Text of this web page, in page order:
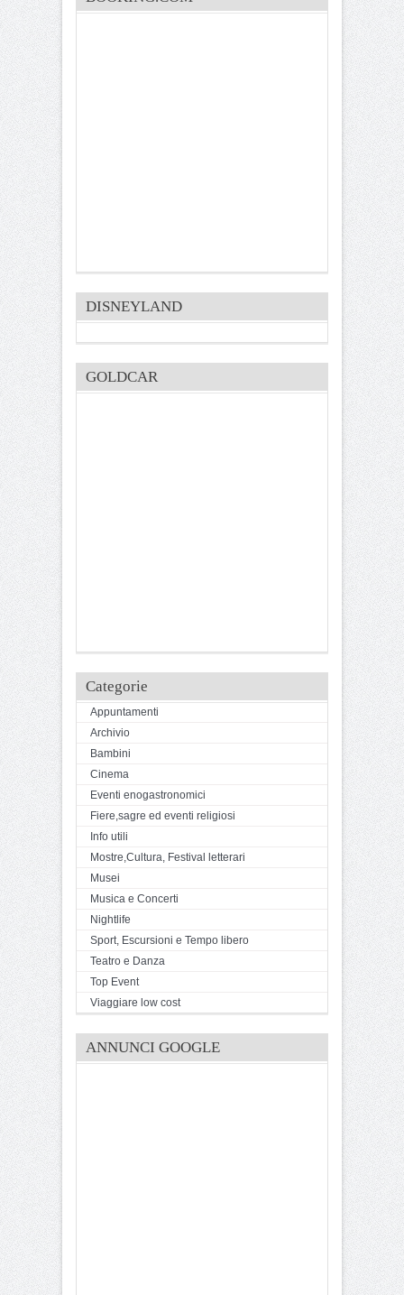
DISNEYLAND
GOLDCAR
Categorie
Appuntamenti
Archivio
Bambini
Cinema
Eventi enogastronomici
Fiere,sagre ed eventi religiosi
Info utili
Mostre,Cultura, Festival letterari
Musei
Musica e Concerti
Nightlife
Sport, Escursioni e Tempo libero
Teatro e Danza
Top Event
Viaggiare low cost
ANNUNCI GOOGLE